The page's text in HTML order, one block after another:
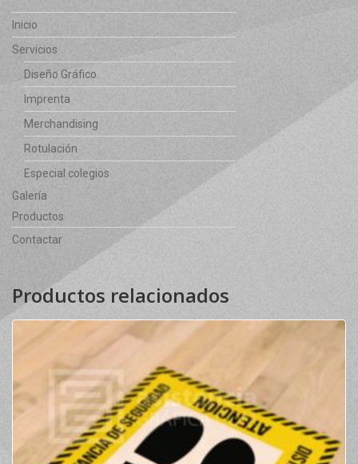
Inicio
Servicios
Diseño Gráfico
Imprenta
Merchandising
Rotulación
Especial colegios
Galería
Productos
Contactar
Productos relacionados